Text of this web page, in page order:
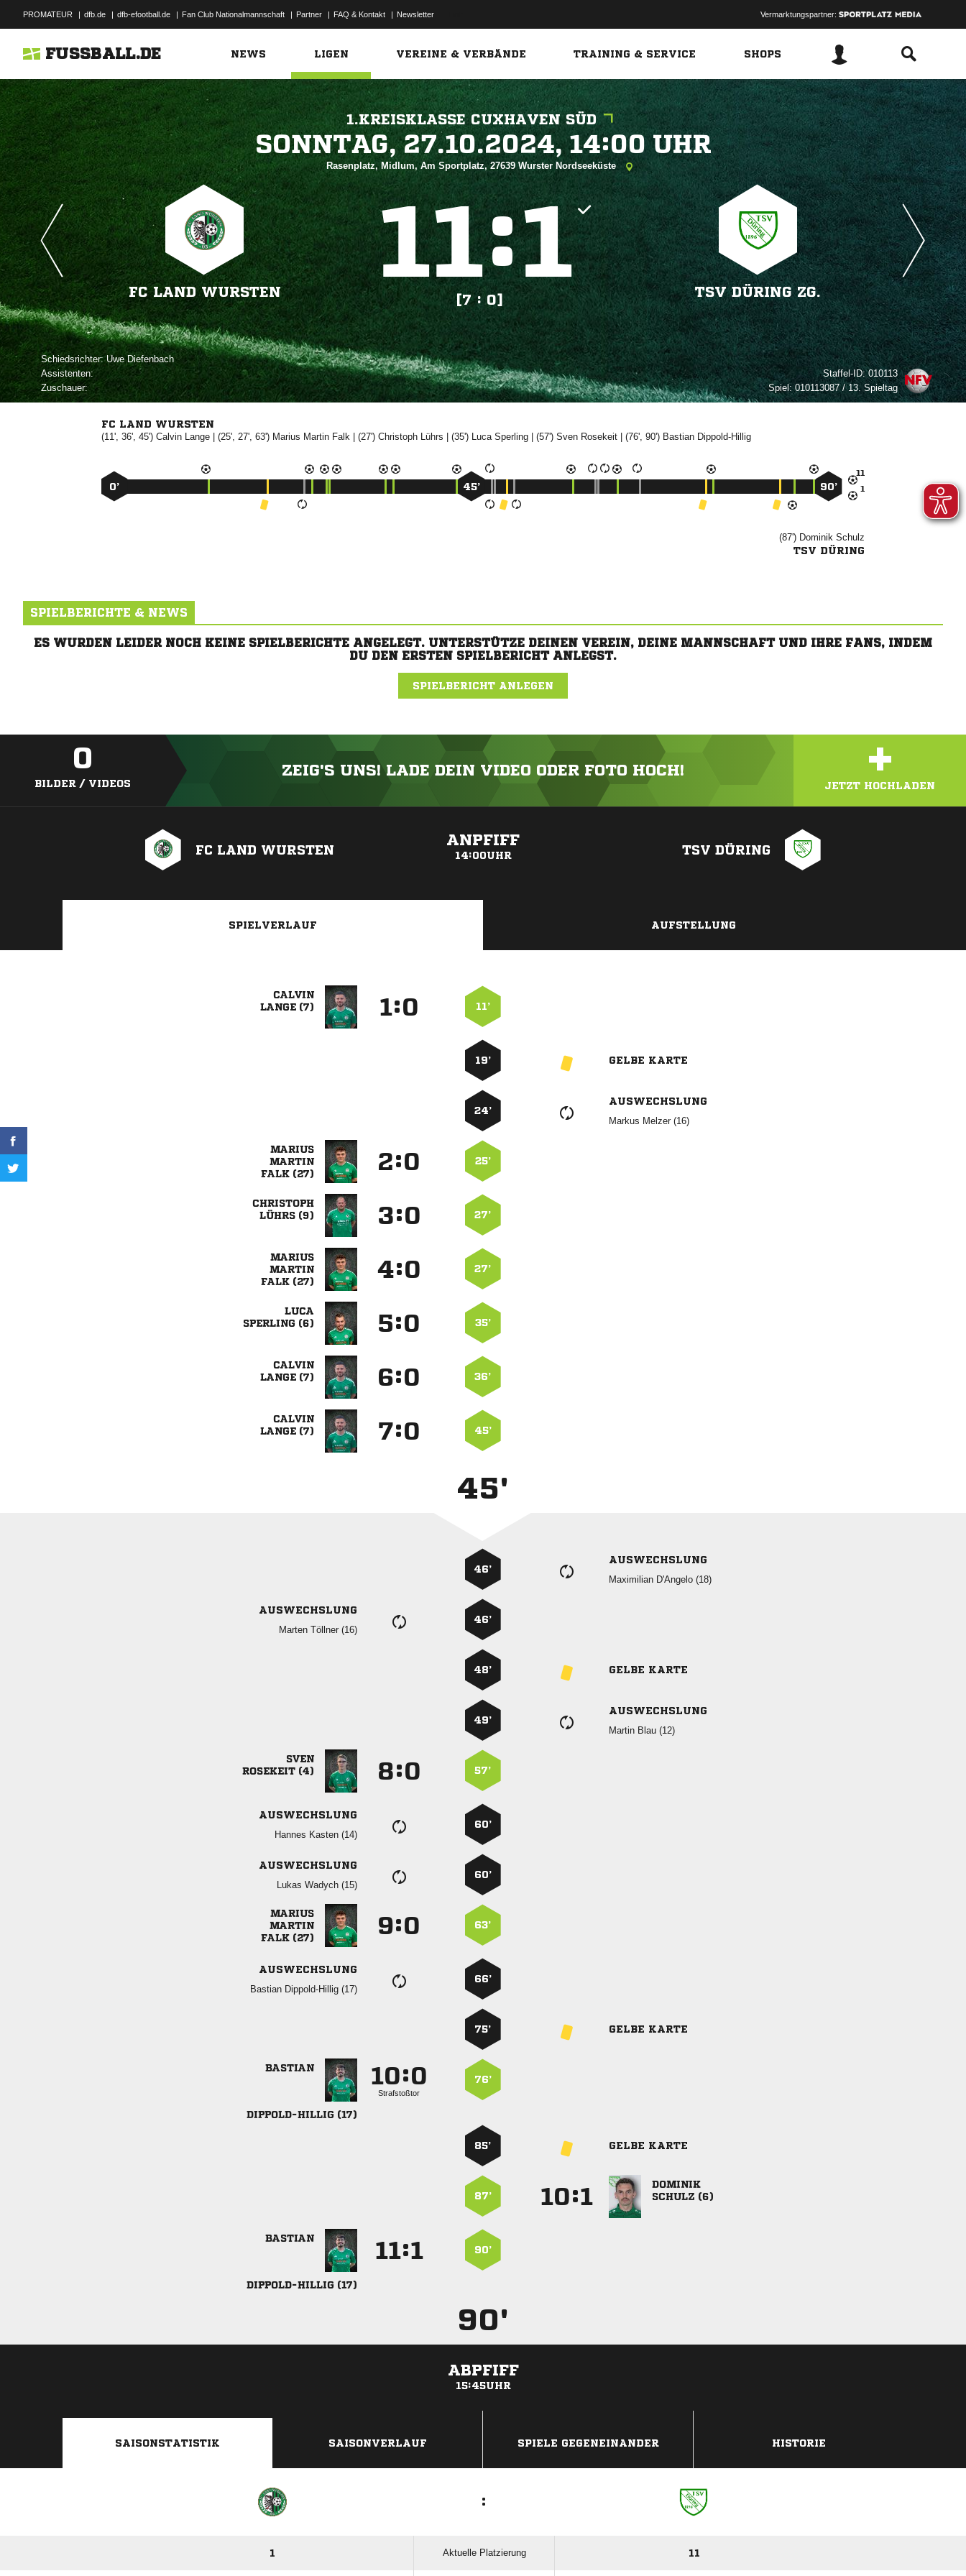
PROMATEUR | dfb.de | dfb-efootball.de | Fan Club Nationalmannschaft | Partner | FAQ & Kontakt | Newsletter Vermarktungspartner:
FUSSBALL.DE NEWS LIGEN VEREINE & VERBÄNDE TRAINING & SERVICE SHOPS
1.KREISKLASSE CUXHAVEN SÜD
   
Rasenplatz, Midlum, Am Sportplatz, 27639 Wurster Nordseeküste
FC LAND WURSTEN
:
[7 : 0]
TSV DÜRING ZG.
Schiedsrichter: 
Assistenten:
Zuschauer:
Staffel-ID:010113
Spiel:010113087 / 13. Spieltag
FC LAND WURSTEN
(11', 36', 45') | (25', 27', 63')  | (27')  | (35') | (57') | (76', 90') 


0’ 45’ 90’
(87')  
TSV DÜRING
SPIELBERICHTE & NEWS
ES WURDEN LEIDER NOCH KEINE SPIELBERICHTE ANGELEGT. UNTERSTÜTZE DEINEN VEREIN, DEINE MANNSCHAFT UND IHRE FANS, INDEM
DU DEN ERSTEN SPIELBERICHT ANLEGST.
SPIELBERICHT ANLEGEN
0
BILDER / VIDEOS
ZEIG'S UNS! LADE DEIN VIDEO ODER FOTO HOCH! +
JETZT HOCHLADEN
FC LAND WURSTEN
ANPFIFF
14:00UHR TSV DÜRING
SPIELVERLAUF AUFSTELLUNG

 
: 11’
19’ GELBE KARTE
24’
AUSWECHSLUNG
  


 
: 25’

 
: 27’


 
: 27’

 
: 35’

 
: 36’

 
: 45’
45'
46’
AUSWECHSLUNG
  
AUSWECHSLUNG
  
46’
48’ GELBE KARTE
49’
AUSWECHSLUNG
  

 
: 57’
AUSWECHSLUNG
  
60’
AUSWECHSLUNG
  
60’


 
: 63’
AUSWECHSLUNG
  
66’
75’ GELBE KARTE

 
:
Strafstoßtor
76’
85’ GELBE KARTE
87’ :

 

 
: 90’
90'
ABPFIFF
15:45UHR
SAISONSTATISTIK SAISONVERLAUF SPIELE GEGENEINANDER HISTORIE
:
1 Aktuelle Platzierung 11